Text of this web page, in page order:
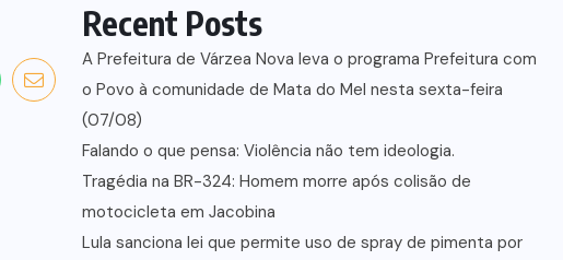
Recent Posts
A Prefeitura de Várzea Nova leva o programa Prefeitura com
o Povo à comunidade de Mata do Mel nesta sexta-feira
(07/08)
Falando o que pensa: Violência não tem ideologia.
Tragédia na BR-324: Homem morre após colisão de
motocicleta em Jacobina
Lula sanciona lei que permite uso de spray de pimenta por